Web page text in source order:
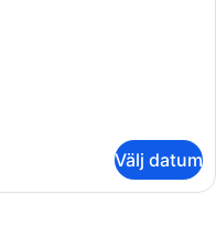
Välj datum